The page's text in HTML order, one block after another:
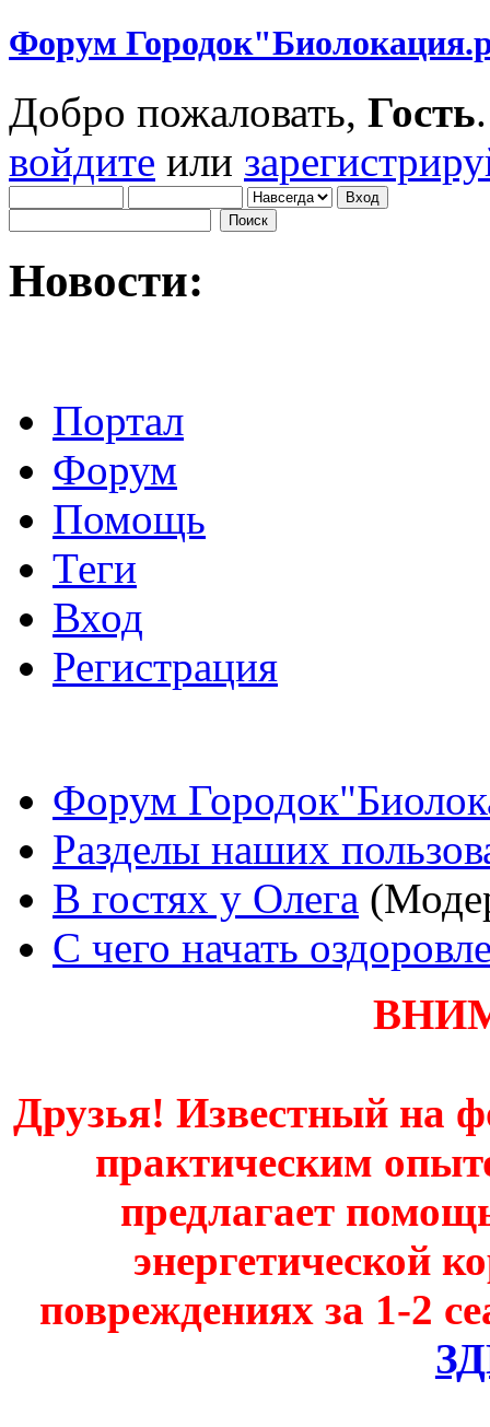
Форум
Добро пожаловать, Гость
войдите или
Новости:
Портал
Форум
Помощь
Теги
Вход
Регистрация
Форум
Разделы наших
В гостях у Олега
С чего начать
Друзья! Известный на
практическим
предлагает
энергетической
повреждениях за 1-2